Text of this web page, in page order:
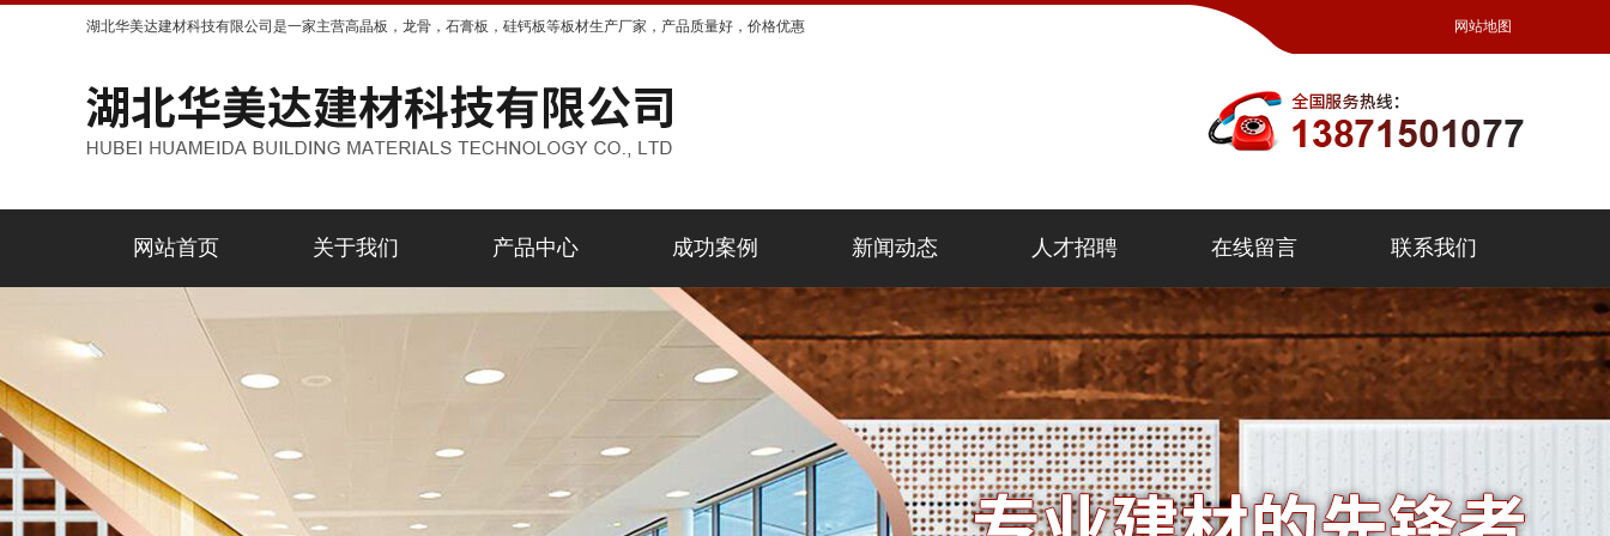
湖北华美达建材科技有限公司是一家主营高晶板，龙骨，石膏板，硅钙板等板材生产厂家，产品质量好，价格优惠 网站地图
网站首页 关于我们 产品中心 成功案例 新闻动态 人才招聘 在线留言 联系我们